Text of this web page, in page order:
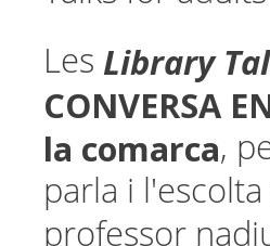
Les Library
CONVERSA
la comarca,
parla i
professor